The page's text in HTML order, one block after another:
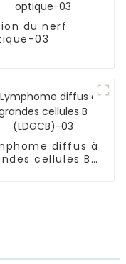
du nerf
03
diffus à
cellules B